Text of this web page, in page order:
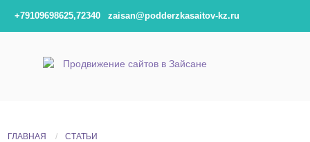
+79109698625,72340 zaisan@podderzkasaitov-kz.ru
ГЛАВНАЯ СТАТЬИ